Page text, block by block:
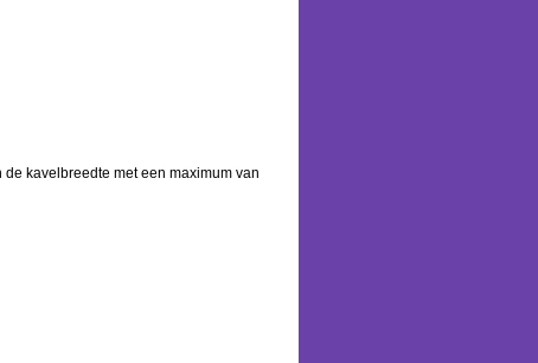
kavelbreedte met een maximum van